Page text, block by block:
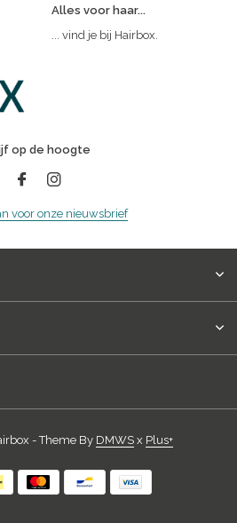
Alles voor haar...
... vind je bij Hairbox.
op de hoogte
voor onze nieuwsbrief
- Theme By DMWSx Plus+